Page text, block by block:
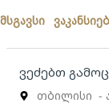
მსგავსი
ვეძებთ
თბილისი -